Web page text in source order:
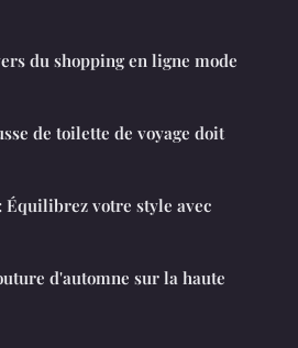
du shopping en ligne mode
de toilette de voyage doit
votre style avec
d'automne sur la haute